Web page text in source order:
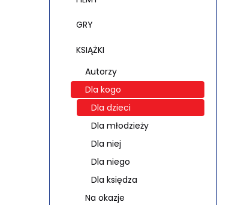
GRY
KSIĄŻKI
Autorzy
Dla kogo
Dla dzieci
Dla młodzieży
Dla niej
Dla niego
Dla księdza
Na okazje